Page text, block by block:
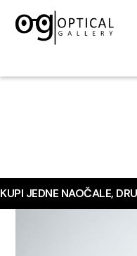
KUPI JEDNE NAOČALE,